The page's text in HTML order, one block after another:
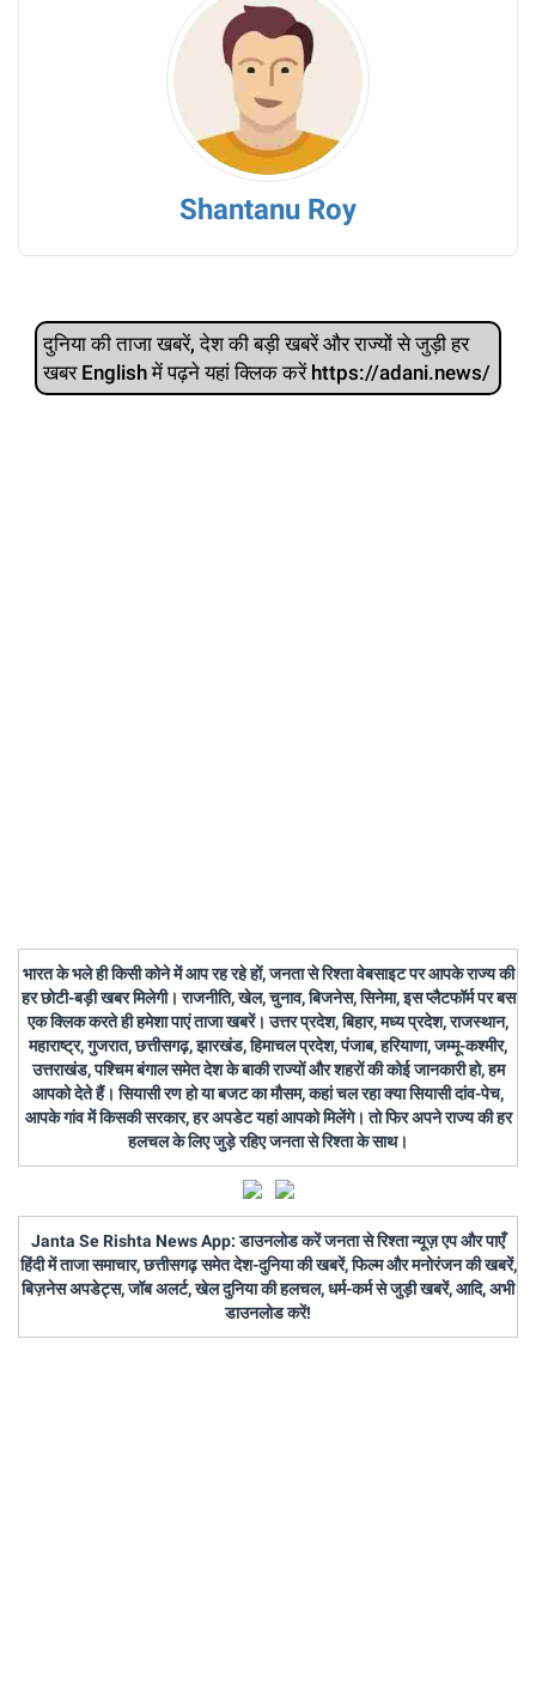
Shantanu Roy
दुनिया की ताजा खबरें, देश की बड़ी खबरें और राज्‍यों से जुड़ी हर
खबर English में पढ़ने यहां क्लिक करें https://adani.news/
भारत के भले ही किसी कोने में आप रह रहे हों, जनता से रिश्ता वेबसाइट पर आपके राज्य की
हर छोटी-बड़ी खबर मिलेगी। राजनीति, खेल, चुनाव, बिजनेस, सिनेमा, इस प्लैटफॉर्म पर बस
एक क्लिक करते ही हमेशा पाएं ताजा खबरें। उत्तर प्रदेश, बिहार, मध्य प्रदेश, राजस्थान,
महाराष्ट्र, गुजरात, छत्तीसगढ़, झारखंड, हिमाचल प्रदेश, पंजाब, हरियाणा, जम्मू-कश्मीर,
उत्तराखंड, पश्चिम बंगाल समेत देश के बाकी राज्यों और शहरों की कोई जानकारी हो, हम
आपको देते हैं। सियासी रण हो या बजट का मौसम, कहां चल रहा क्या सियासी दांव-पेच,
आपके गांव में किसकी सरकार, हर अपडेट यहां आपको मिलेंगे। तो फिर अपने राज्य की हर
हलचल के लिए जुड़े रहिए जनता से रिश्ता के साथ।
Janta Se Rishta News App: डाउनलोड करें जनता से रिश्ता न्यूज़ एप और पाएँ
हिंदी में ताजा समाचार, छत्तीसगढ़ समेत देश-दुनिया की खबरें, फिल्म और मनोरंजन की खबरें,
बिज़नेस अपडेट्स, जॉब अलर्ट, खेल दुनिया की हलचल, धर्म-कर्म से जुड़ी खबरें, आदि, अभी
डाउनलोड करें!